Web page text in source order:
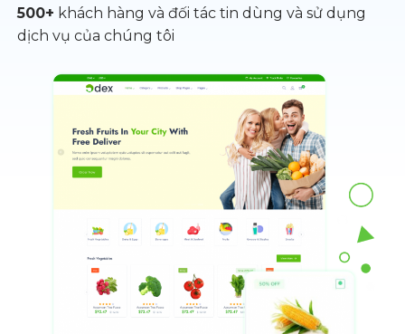
500+ khách hàng và đối tác tin dùng và sử dụng
dịch vụ của chúng tôi